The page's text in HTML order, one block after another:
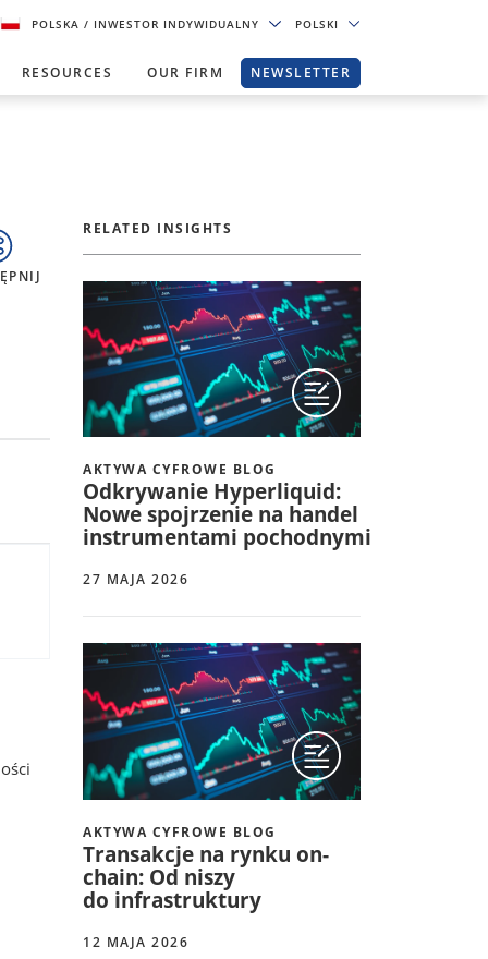
POLSKA/ INWESTOR INDYWIDUALNY POLSKI
RESOURCES OUR FIRM NEWSLETTER
RELATED INSIGHTS
AKTYWA CYFROWE BLOG
Odkrywanie Hyperliquid:
Nowe spojrzenie na handel
instrumentami pochodnymi
27 MAJA 2026
AKTYWA CYFROWE BLOG
Transakcje na rynku on-
chain: Od niszy
do infrastruktury
12 MAJA 2026